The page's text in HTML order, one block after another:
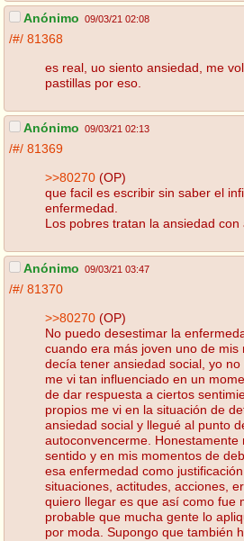
Anónimo 09/03/21 02:08
/#/ 81368
es real, uo siento ansiedad, me
pastillas por eso.
Anónimo 09/03/21 02:13
/#/ 81369
>>80270 (OP)
que facil es escribir sin saber el
enfermedad.
Los pobres tratan la ansiedad con
Anónimo 09/03/21 03:47
/#/ 81370
>>80270 (OP)
No puedo desestimar la
cuando era más joven uno de mis
decía tener ansiedad social, yo
me vi tan influenciado en un
de dar respuesta a ciertos
propios me vi en la situación de
ansiedad social y llegué al punto
autoconvencerme. Honestamente
sentido y en mis momentos de
esa enfermedad como
situaciones, actitudes, acciones,
quiero llegar es que así como fue
probable que mucha gente lo
por moda. Supongo que también